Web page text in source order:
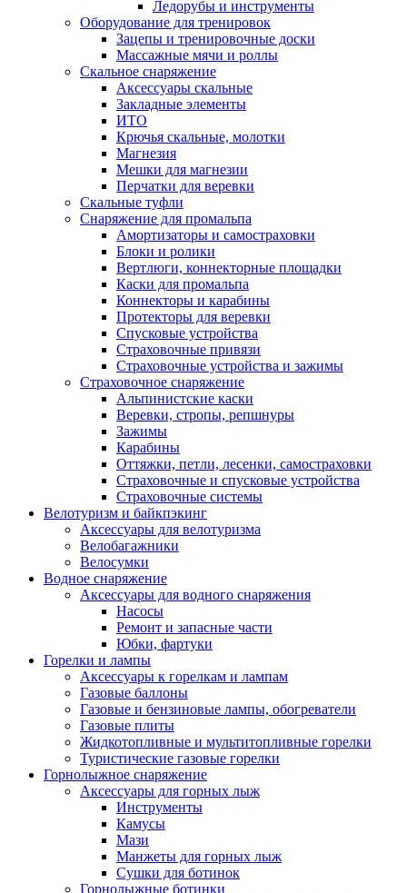
Ледорубы и инструменты
Оборудование для тренировок
Зацепы и тренировочные доски
Массажные мячи и роллы
Скальное снаряжение
Аксессуары скальные
Закладные элементы
ИТО
Крючья скальные, молотки
Магнезия
Мешки для магнезии
Перчатки для веревки
Скальные туфли
Снаряжение для промальпа
Амортизаторы и самостраховки
Блоки и ролики
Вертлюги, коннекторные площадки
Каски для промальпа
Коннекторы и карабины
Протекторы для веревки
Спусковые устройства
Страховочные привязи
Страховочные устройства и зажимы
Страховочное снаряжение
Альпинистские каски
Веревки, стропы, репшнуры
Зажимы
Карабины
Оттяжки, петли, лесенки, самостраховки
Страховочные и спусковые устройства
Страховочные системы
Велотуризм и байкпэкинг
Аксессуары для велотуризма
Велобагажники
Велосумки
Водное снаряжение
Аксессуары для водного снаряжения
Насосы
Ремонт и запасные части
Юбки, фартуки
Горелки и лампы
Аксессуары к горелкам и лампам
Газовые баллоны
Газовые и бензиновые лампы, обогреватели
Газовые плиты
Жидкотопливные и мультитопливные горелки
Туристические газовые горелки
Горнолыжное снаряжение
Аксессуары для горных лыж
Инструменты
Камусы
Мази
Манжеты для горных лыж
Сушки для ботинок
Горнолыжные ботинки